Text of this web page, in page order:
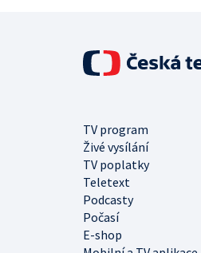
TV program
Živé vysílání
TV poplatky
Teletext
Podcasty
Počasí
E-shop